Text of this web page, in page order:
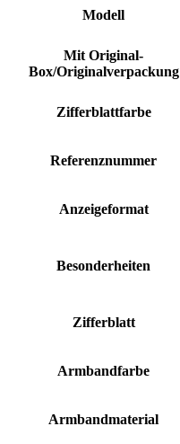
Modell
Mit Original-
Box/Originalverpackung
Zifferblattfarbe
Referenznummer
Anzeigeformat
Besonderheiten
Zifferblatt
Armbandfarbe
Armbandmaterial